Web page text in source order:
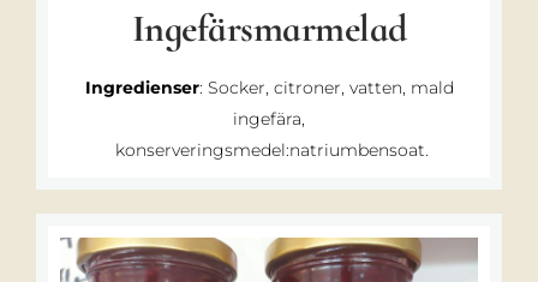
Ingefärsmarmelad
Ingredienser: Socker, citroner, vatten, mald
ingefära,
konserveringsmedel:natriumbensoat.